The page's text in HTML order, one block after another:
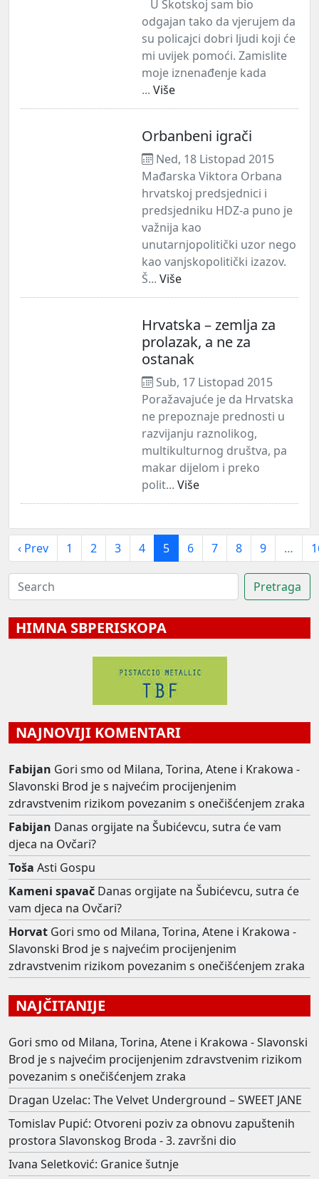
U Škotskoj sam bio
odgajan tako da vjerujem da
su policajci dobri ljudi koji će
mi uvijek pomoći. Zamislite
moje iznenađenje kada
... Više
Orbanbeni igrači
Ned, 18 Listopad 2015
Mađarska Viktora Orbana
hrvatskoj predsjednici i
predsjedniku HDZ-a puno je
važnija kao
unutarnjopolitički uzor nego
kao vanjskopolitički izazov.
Š... Više
Hrvatska – zemlja za
prolazak, a ne za
ostanak
Sub, 17 Listopad 2015
Poražavajuće je da Hrvatska
ne prepoznaje prednosti u
razvijanju raznolikog,
multikulturnog društva, pa
makar dijelom i preko
polit... Više
‹ Prev 1 2 3 4 5 6 7 8 9 …
HIMNA SBPERISKOPA
NAJNOVIJI KOMENTARI
Fabijan Gori smo od Milana, Torina, Atene i Krakowa -
Slavonski Brod je s najvećim procijenjenim
zdravstvenim rizikom povezanim s onečišćenjem zraka
Fabijan Danas orgijate na Šubićevcu, sutra će vam
djeca na Ovčari?
Toša Asti Gospu
Kameni spavač Danas orgijate na Šubićevcu, sutra će
vam djeca na Ovčari?
Horvat Gori smo od Milana, Torina, Atene i Krakowa -
Slavonski Brod je s najvećim procijenjenim
zdravstvenim rizikom povezanim s onečišćenjem zraka
NAJČITANIJE
Gori smo od Milana, Torina, Atene i Krakowa - Slavonski
Brod je s najvećim procijenjenim zdravstvenim rizikom
povezanim s onečišćenjem zraka
Dragan Uzelac: The Velvet Underground – SWEET JANE
Tomislav Pupić: Otvoreni poziv za obnovu zapuštenih
prostora Slavonskog Broda - 3. završni dio
Ivana Seletković: Granice šutnje